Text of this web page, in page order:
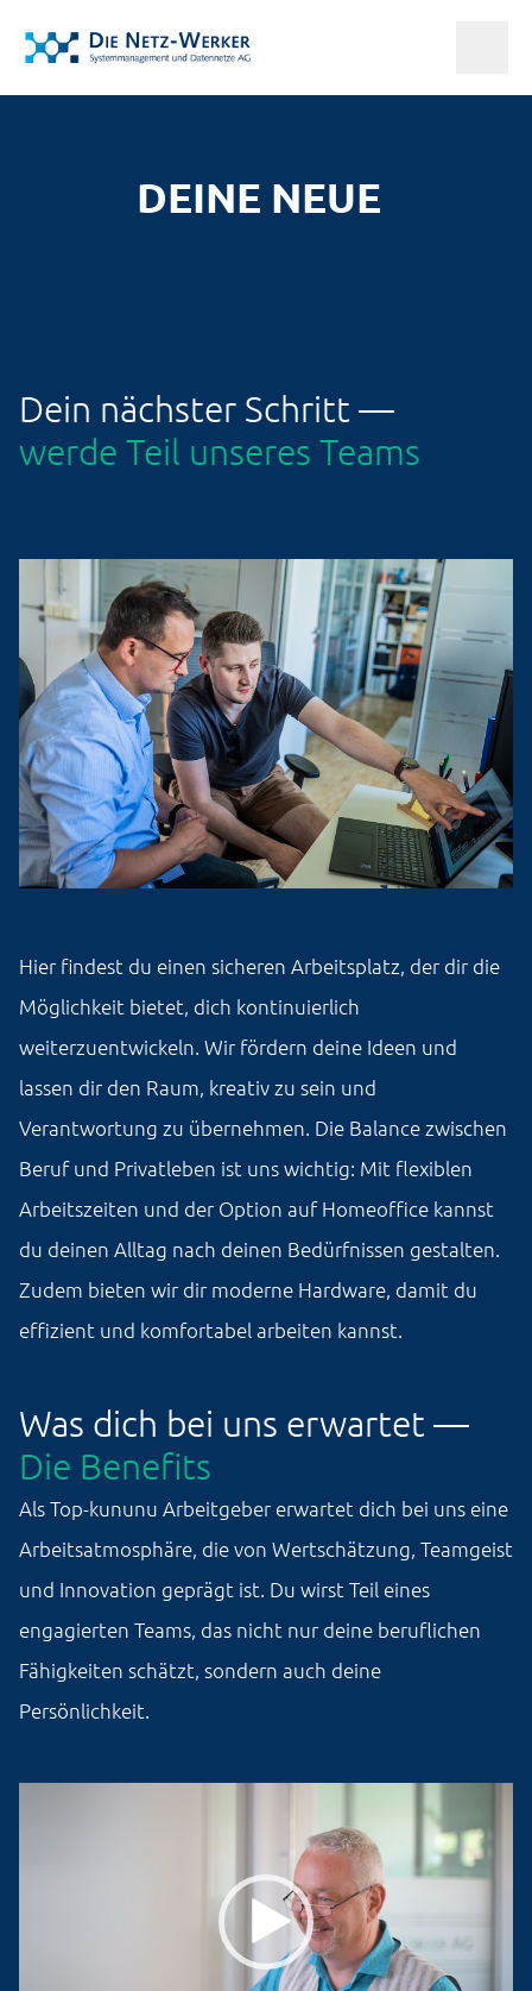
DEINE NEUE
BESTIMMUNG
Dein nächster Schritt —
werde Teil unseres Teams
Hier findest du einen sicheren Arbeitsplatz, der dir die
Möglichkeit bietet, dich kontinuierlich
weiterzuentwickeln. Wir fördern deine Ideen und
lassen dir den Raum, kreativ zu sein und
Verantwortung zu übernehmen. Die Balance zwischen
Beruf und Privatleben ist uns wichtig: Mit flexiblen
Arbeitszeiten und der Option auf Homeoffice kannst
du deinen Alltag nach deinen Bedürfnissen gestalten.
Zudem bieten wir dir moderne Hardware, damit du
effizient und komfortabel arbeiten kannst.
Was dich bei uns erwartet —
Die Benefits
Als Top-kununu Arbeitgeber erwartet dich bei uns eine
Arbeitsatmosphäre, die von Wertschätzung, Teamgeist
und Innovation geprägt ist. Du wirst Teil eines
engagierten Teams, das nicht nur deine beruflichen
Fähigkeiten schätzt, sondern auch deine
Persönlichkeit.